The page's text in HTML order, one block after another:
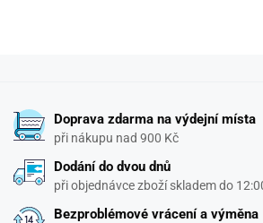
Doprava zdarma na výdejní místa
při nákupu nad 900 Kč
Dodání do dvou dnů
při objednávce zboží skladem do
Bezproblémové vrácení a výměna